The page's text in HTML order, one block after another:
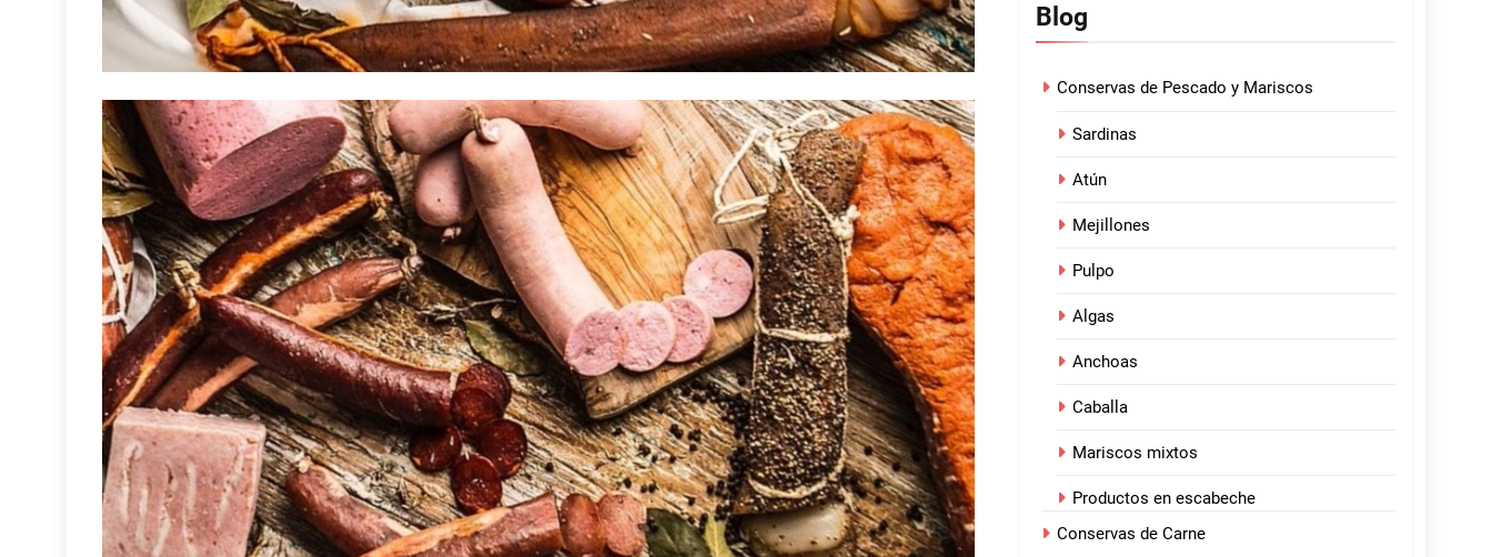
Blog
Conservas de Pescado y Mariscos
Sardinas
Atún
Mejillones
Pulpo
Algas
Anchoas
Caballa
Mariscos mixtos
Productos en escabeche
Conservas de Carne